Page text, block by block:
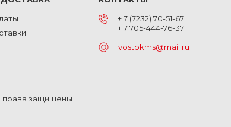
+ 7 (7232) 70-51-67
+ 7 705-444-76-37
vostokms@mail.ru
права защищены